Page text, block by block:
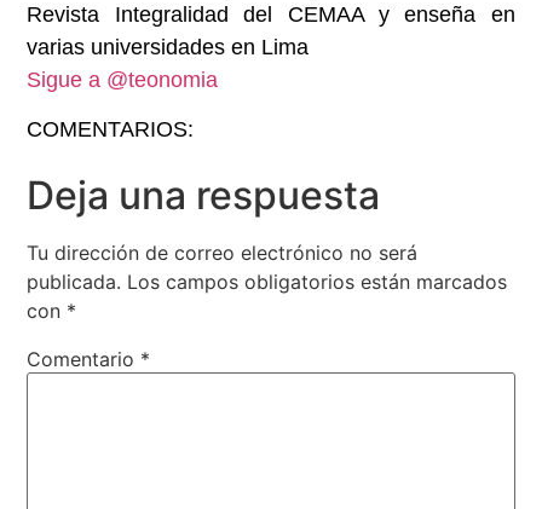
Revista Integralidad del CEMAA y enseña en
varias universidades en Lima
Sigue a @teonomia
COMENTARIOS:
Deja una respuesta
Tu dirección de correo electrónico no será
publicada. Los campos obligatorios están marcados
con *
Comentario *